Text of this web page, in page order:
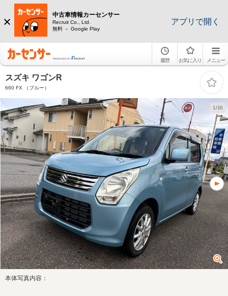
中古車情報カーセンサー
Recruit Co., Ltd.
無料 － Google Play
アプリで開く
履歴 お気に入り メニュー
スズキ ワゴンR
660 FX （ブルー）
1/16
本体写真内容：